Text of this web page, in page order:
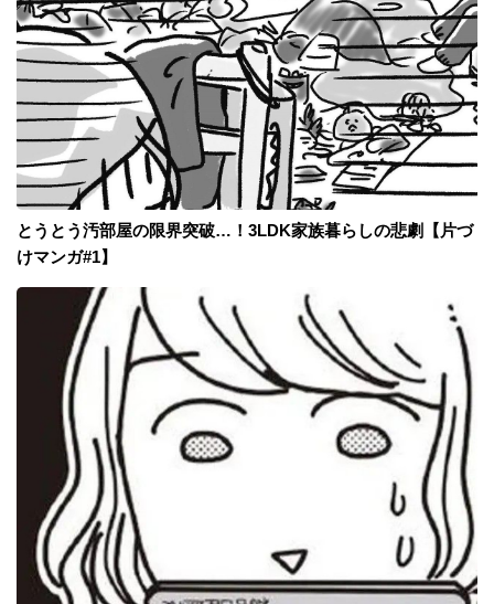
とうとう汚部屋の限界突破…！3LDK家族暮らしの悲劇【片づ
けマンガ#1】